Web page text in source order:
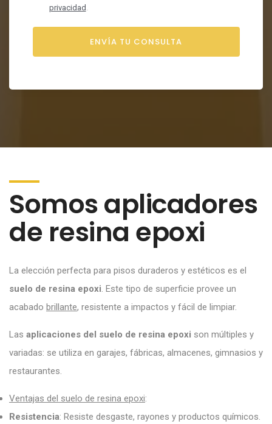
privacidad .
Somos aplicadores
de resina epoxi
La elección perfecta para pisos duraderos y estéticos es el
suelo de resina epoxi. Este tipo de superficie provee un
acabado brillante, resistente a impactos y fácil de limpiar.
Las aplicaciones del suelo de resina epoxi son múltiples y
variadas: se utiliza en garajes, fábricas, almacenes, gimnasios y
restaurantes.
Ventajas del suelo de resina epoxi:
Resistencia: Resiste desgaste, rayones y productos químicos.